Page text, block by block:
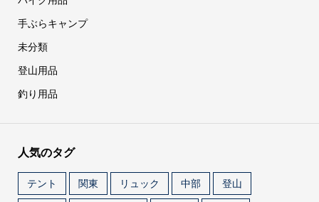
手ぶらキャンプ
未分類
登山用品
釣り用品
人気のタグ
テント 関東 リュック 中部
登山